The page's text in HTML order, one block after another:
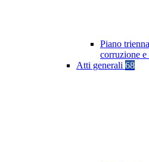
Piano
corruzione
Atti generali 68